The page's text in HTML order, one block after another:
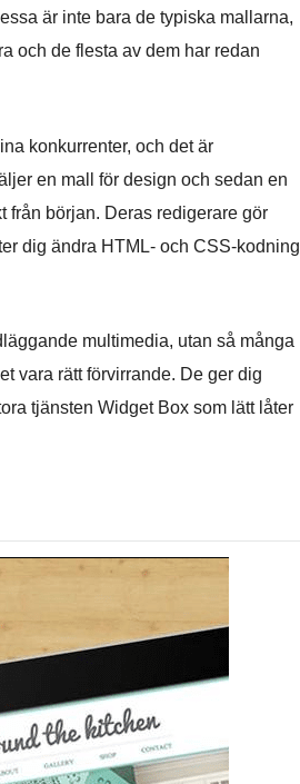
är inte bara de typiska mallarna,
och de flesta av dem har redan
konkurrenter, och det är
en mall för design och sedan en
från början. Deras redigerare gör
dig ändra HTML- och CSS-kodning
multimedia, utan så många
vara rätt förvirrande. De ger dig
tjänsten Widget Box som lätt låter